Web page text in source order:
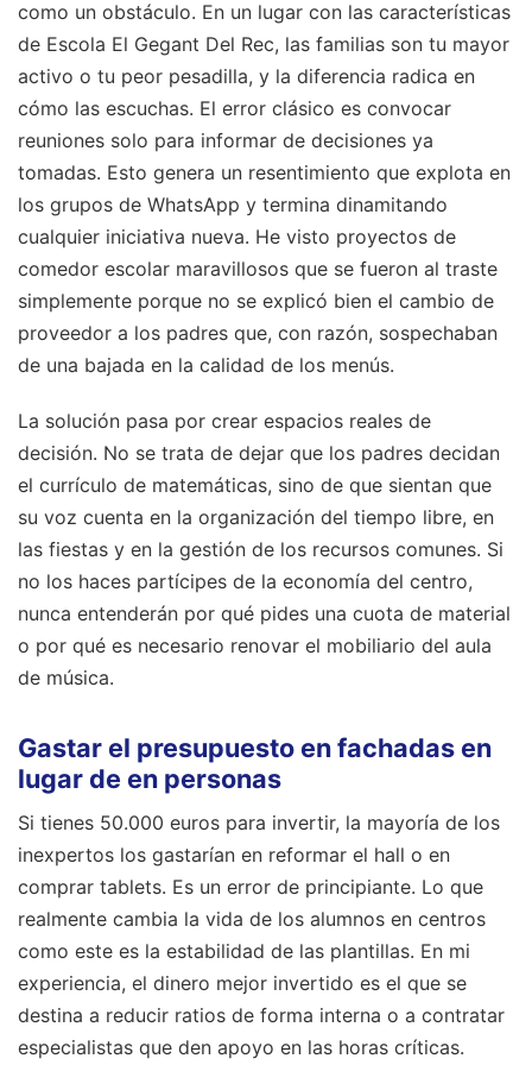
como un obstáculo. En un lugar con las características
de Escola El Gegant Del Rec, las familias son tu mayor
activo o tu peor pesadilla, y la diferencia radica en
cómo las escuchas. El error clásico es convocar
reuniones solo para informar de decisiones ya
tomadas. Esto genera un resentimiento que explota en
los grupos de WhatsApp y termina dinamitando
cualquier iniciativa nueva. He visto proyectos de
comedor escolar maravillosos que se fueron al traste
simplemente porque no se explicó bien el cambio de
proveedor a los padres que, con razón, sospechaban
de una bajada en la calidad de los menús.
La solución pasa por crear espacios reales de
decisión. No se trata de dejar que los padres decidan
el currículo de matemáticas, sino de que sientan que
su voz cuenta en la organización del tiempo libre, en
las fiestas y en la gestión de los recursos comunes. Si
no los haces partícipes de la economía del centro,
nunca entenderán por qué pides una cuota de material
o por qué es necesario renovar el mobiliario del aula
de música.
Gastar el presupuesto en fachadas en
lugar de en personas
Si tienes 50.000 euros para invertir, la mayoría de los
inexpertos los gastarían en reformar el hall o en
comprar tablets. Es un error de principiante. Lo que
realmente cambia la vida de los alumnos en centros
como este es la estabilidad de las plantillas. En mi
experiencia, el dinero mejor invertido es el que se
destina a reducir ratios de forma interna o a contratar
especialistas que den apoyo en las horas críticas.